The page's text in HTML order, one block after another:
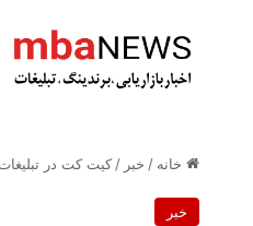
خانه / خبر / کیت کت در
خبر